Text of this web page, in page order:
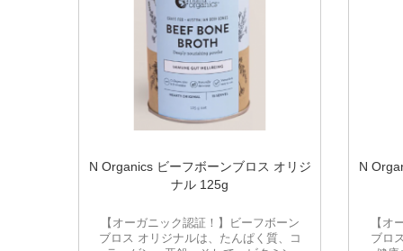
N Organics ビーフボーンブロス オリジ
ナル 125g
【オーガニック認証！】ビーフボーン
ブロス オリジナルは、たんぱく質、コ
N
【オ
ブロ